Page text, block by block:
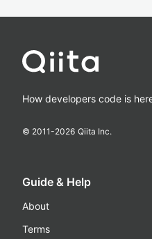
How developers code is
© 2011-2026 Qiita Inc.
Guide & Help
About
Terms